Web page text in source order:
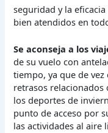
seguridad y la
bien atendidos en
Se aconseja a los
de su vuelo con
tiempo, ya que de
retrasos relacionados
los deportes de
punto de acceso por
las actividades al aire